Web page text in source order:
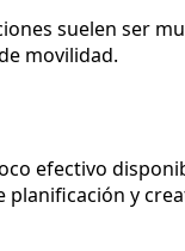
suelen ser
movilidad.
efectivo
y